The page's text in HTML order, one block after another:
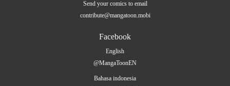
Send your comics to email
contribute@mangatoon.mobi
Facebook
English
@MangaToonEN
Bahasa indonesia